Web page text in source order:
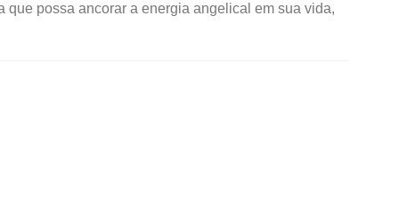
possa ancorar a energia angelical em sua vida,